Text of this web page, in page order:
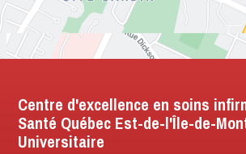
Centre d'excellence en soins
Santé Québec Est-de-l'Île-de-
Universitaire